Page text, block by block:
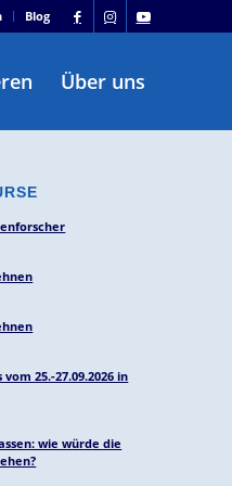
Blog
Über uns
25.-27.09.2026 in
wie würde die